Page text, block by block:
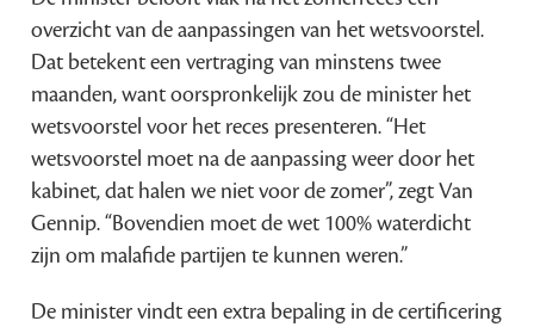
overzicht van de aanpassingen van het wetsvoorstel.
Dat betekent een vertraging van minstens twee
maanden, want oorspronkelijk zou de minister het
wetsvoorstel voor het reces presenteren. “Het
wetsvoorstel moet na de aanpassing weer door het
kabinet, dat halen we niet voor de zomer”, zegt Van
Gennip. “Bovendien moet de wet 100% waterdicht
zijn om malafide partijen te kunnen weren.”
De minister vindt een extra bepaling in de certificering